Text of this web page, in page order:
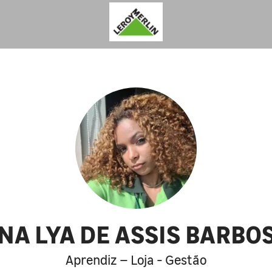
LYA DE ASSIS
Aprendiz – Loja - Gestão